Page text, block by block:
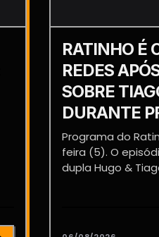
RATINHO É
REDES
SOBRE
DURANTE
Programa do
feira (5). O
dupla Hugo &